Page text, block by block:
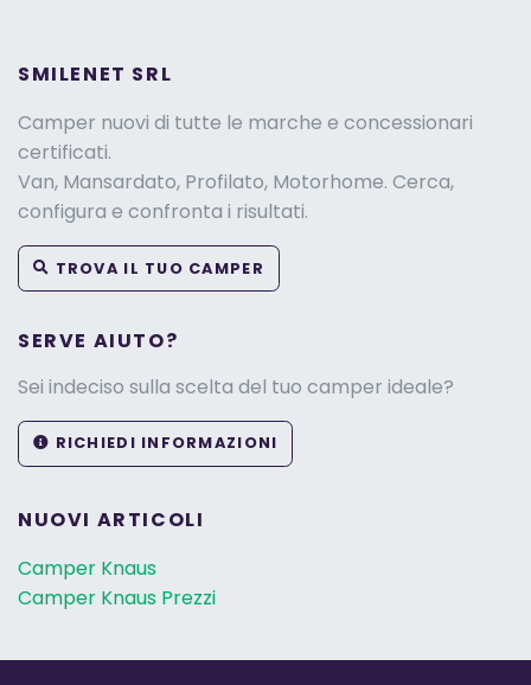
SMILENET SRL
Camper nuovi di tutte le marche e concessionari
certificati.
Van, Mansardato, Profilato, Motorhome. Cerca,
configura e confronta i risultati.
TROVA IL TUO CAMPER
SERVE AIUTO?
Sei indeciso sulla scelta del tuo camper ideale?
RICHIEDI INFORMAZIONI
NUOVI ARTICOLI
Camper Knaus
Camper Knaus Prezzi